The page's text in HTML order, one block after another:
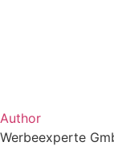
Author
Werbeexperte